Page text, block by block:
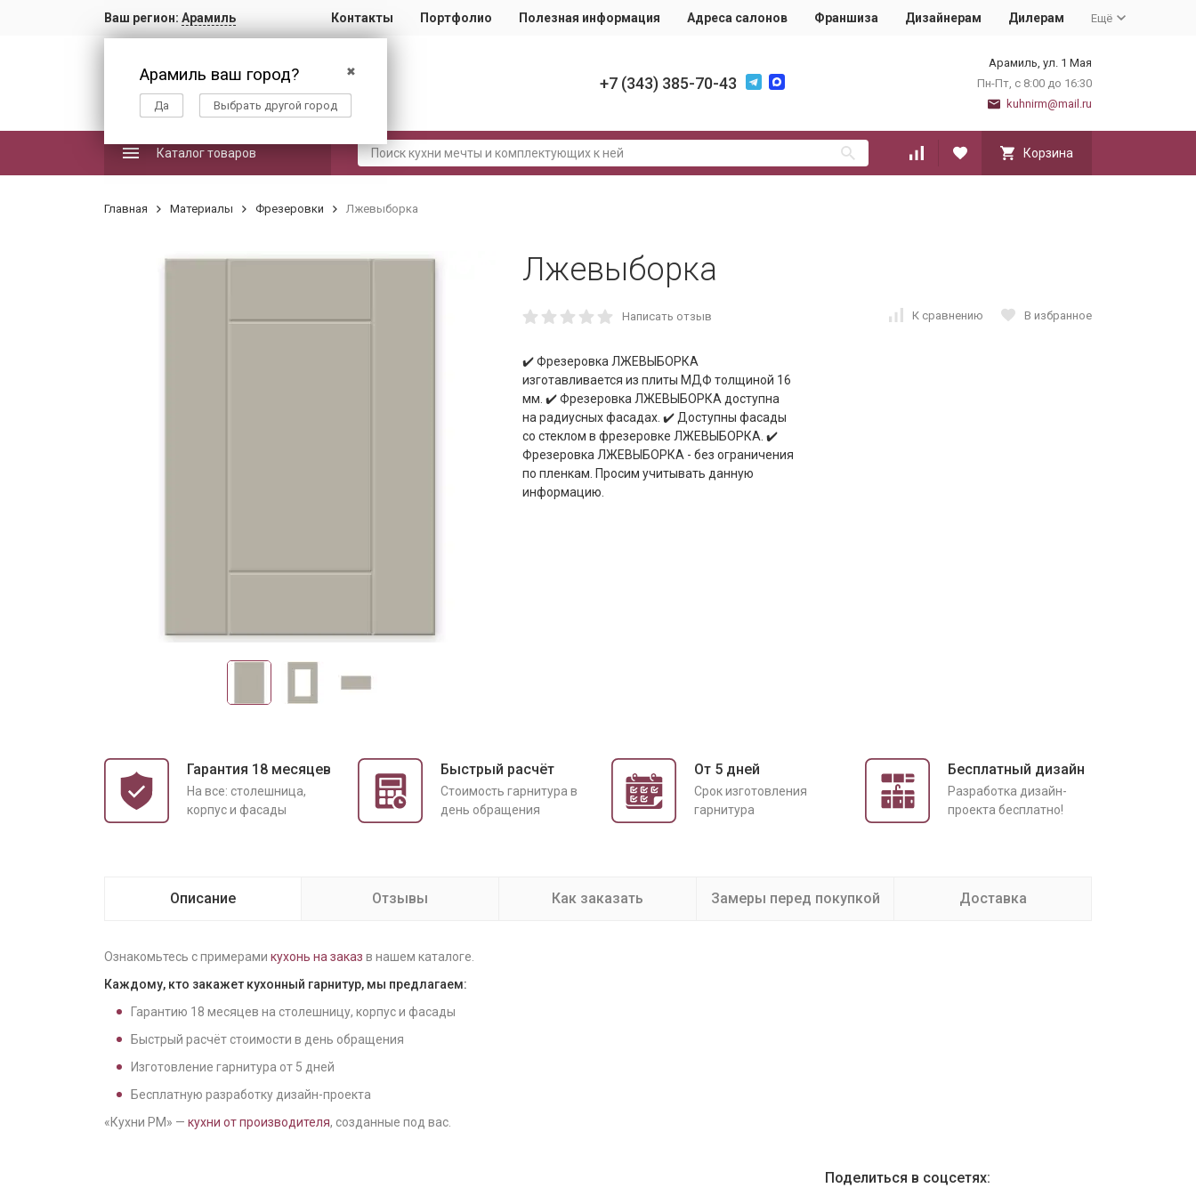
Ваш регион: Арамиль
✖
Арамиль ваш город?
Да Выбрать другой город
Контакты Портфолио Полезная информация Адреса салонов Франшиза Дизайнерам Дилерам Ещё
+7 (343) 385-70-43
Арамиль, ул. 1 Мая
Пн-Пт, с 8:00 до 16:30
kuhnirm@mail.ru
Каталог товаров Корзина
Главная Материалы Фрезеровки Лжевыборка
Лжевыборка
Написать отзыв К сравнению В избранное
✔️ Фрезеровка ЛЖЕВЫБОРКА
изготавливается из плиты МДФ толщиной 16
мм. ✔️ Фрезеровка ЛЖЕВЫБОРКА доступна
на радиусных фасадах. ✔️ Доступны фасады
со стеклом в фрезеровке ЛЖЕВЫБОРКА. ✔️
Фрезеровка ЛЖЕВЫБОРКА - без ограничения
по пленкам. Просим учитывать данную
информацию.
Гарантия 18 месяцев
На все: столешница,
корпус и фасады
Быстрый расчёт
Cтоимость гарнитура в
день обращения
От 5 дней
Срок изготовления
гарнитура
Бесплатный дизайн
Разработка дизайн-
проекта бесплатно!
Описание Отзывы Как заказать Замеры перед покупкой Доставка
Ознакомьтесь с примерами кухонь на заказ в нашем каталоге.
Каждому, кто закажет кухонный гарнитур, мы предлагаем:
Гарантию 18 месяцев на столешницу, корпус и фасады
Быстрый расчёт стоимости в день обращения
Изготовление гарнитура от 5 дней
Бесплатную разработку дизайн-проекта
«Кухни РМ» — кухни от производителя, созданные под вас.
Поделиться в соцсетях: